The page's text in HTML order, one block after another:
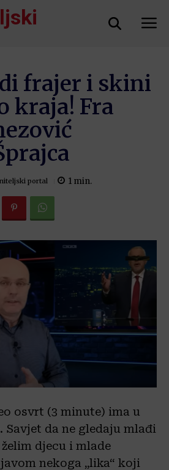
frajer i skini
kraja! Fra
portal 1 min.
osvrt (3 minute) ima u
Savjet da ne gledaju mlađi
djecu i mlade
nekoga „lika“ koji